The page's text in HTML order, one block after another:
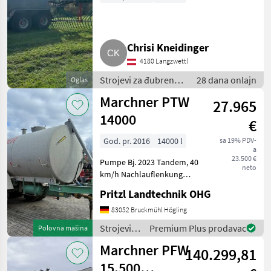
MARKETPLACE
Marketplace
Ponude
trgovaca
Oglasi
Marchner
Oglas
Chrisi Kneidinger
4180 Langzwettl
Strojevi za đubrenje,
gnojenje i
navodnjavanje /
Cisterne za gnojnicu
28 dana onlajn
Polovna mašina
Marchner PTW
14000
27.965
€
sa 19% PDV-
a
23.500 €
neto
God. pr. 2016
14000 l
Pumpe Bj. 2023 Tandem, 40
km/h Nachlauflenkung
Ansprechpartner: Wolfgang
Irsigler Bei Interesse bitte
anrufen : 08062 5006
Strojevi za đu
Pritzl Landtechnik OHG
83052 Bruckmühl Högling
Strojevi
za
đubrenje,
gnojenje i
Premium Plus prodavac
Marchner PFW140.299,81